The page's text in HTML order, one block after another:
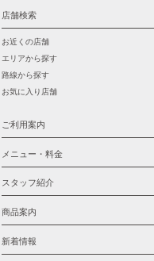
店舗検索
お近くの店舗
エリアから探す
路線から探す
お気に入り店舗
ご利用案内
メニュー・料金
スタッフ紹介
商品案内
新着情報